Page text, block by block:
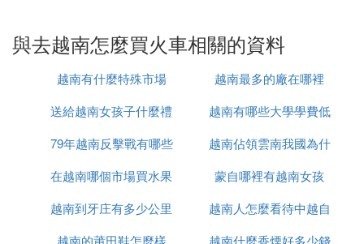
㈡ 雲南到越南有火車嗎 雲南到越南流程詳
雲南到越南有火車，而且流程相對便捷。以下是雲南
到越南坐火車的詳細流程：
乘坐火車到河口北站
從雲南昆明出發，乘坐火車前往河口北
站。
一天大概有五趟火車可供選擇，車程大約
與去越南怎麼買火車相關的資料
越南有什麼特殊市場
越南最多的廠在哪裡
送給越南女孩子什麼禮
物
越南有哪些大學學費低
79年越南反擊戰有哪些
人
越南佔領雲南我國為什
麼未先進攻
在越南哪個市場買水果
最便宜
蒙自哪裡有越南女孩
越南到牙庄有多少公里
越南人怎麼看待中越自
衛戰
越南的莆田鞋怎麼樣
越南什麼香煙好多少錢